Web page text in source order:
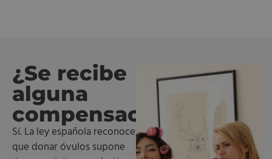
¿Se recibe
alguna
compensación?
Sí. La ley española reconoce
que donar óvulos supone